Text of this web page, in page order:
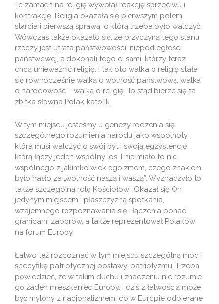
To zamach na religię wywołał reakcję sprzeciwu i
kontrakcję. Religia okazała się pierwszym polem
starcia i pierwszą sprawą, o którą trzeba było walczyć.
Wówczas także okazało się, że przyczyną tego stanu
rzeczy jest utrata państwowości, niepodległości
państwowej, a dokonali tego ci sami, którzy teraz
chcą unieważnić religię. I tak oto walka o religię stała
się równocześnie walką o wolność państwową, walka
o narodowość – walką o religię. To stąd bierze się ta
zbitka słowna Polak-katolik.
W tym miejscu jesteśmy u genezy rodzenia się
szczególnego rozumienia narodu jako wspólnoty,
która musi walczyć o swój byt i swoją egzystencję,
którą łączy jeden wspólny los. I nie miało to nic
wspólnego z jakimkolwiek egoizmem, czego znakiem
było hasło za „wolność naszą i waszą”. Wyznaczyło to
także szczególną rolę Kościołowi. Okazał się On
jedynym miejscem i płaszczyzną spotkania,
wzajemnego rozpoznawania się i łączenia ponad
granicami zaborów, a także reprezentował Polaków
na forum Europy.
Łatwo też rozpoznać w tym miejscu szczególną moc i
specyfikę patriotycznej postawy: patriotyzmu. Trzeba
powiedzieć, że w takim duchu i znaczeniu nie rozumie
go żaden mieszkaniec Europy. I dziś z łatwością może
być mylony z nacjonalizmem, co w Europie odbierane